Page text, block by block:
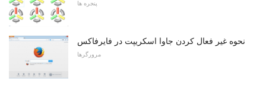
پنجره ها
نحوه غیر فعال کردن جاوا اسکریپت در فایرفاکس
مرورگرها